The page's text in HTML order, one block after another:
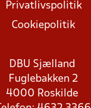
Privatlivspolitik
Cookiepolitik
DBU Sjælland
Fuglebakken 2
4000 Roskilde